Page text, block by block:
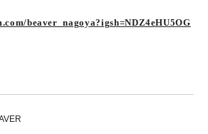
beaver_nagoya?igsh=NDZ4eHU5OG